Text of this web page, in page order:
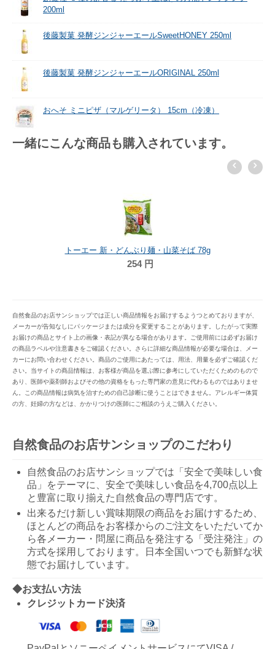
200ml
後藤製菓 発酵ジンジャーエールSweetHONEY 250ml
後藤製菓 発酵ジンジャーエールORIGINAL 250ml
おへそ ミニピザ（マルゲリータ） 15cm（冷凍）
一緒にこんな商品も購入されています。
トーエー 新・どんぶり麺・山菜そば 78g
254 円
自然食品のお店サンショップでは正しい商品情報をお届けするようつとめておりますが、
メーカーが告知なしにパッケージまたは成分を変更することがあります。したがって実際
お届けの商品とサイト上の画像・表記が異なる場合があります。ご使用前には必ずお届け
の商品ラベルや注意書きをご確認ください。さらに詳細な商品情報が必要な場合は、メー
カーにお問い合わせください。商品のご使用にあたっては、用法、用量を必ずご確認くだ
さい。当サイトの商品情報は、お客様が商品を選ぶ際に参考にしていただくためのもので
あり、医師や薬剤師およびその他の資格をもった専門家の意見に代わるものではありませ
ん。この商品情報は病気を治すための自己診断に使うことはできません。アレルギー体質
の方、妊婦の方などは、かかりつけの医師にご相談のうえご購入ください。
自然食品のお店サンショップのこだわり
自然食品のお店サンショップでは「安全で美味しい食
品」をテーマに、安全で美味しい食品を4,700点以上
と豊富に取り揃えた自然食品の専門店です。
出来るだけ新しい賞味期限の商品をお届けするため、
ほとんどの商品をお客様からのご注文をいただいてか
ら各メーカー・問屋に商品を発注する「受注発注」の
方式を採用しております。日本全国いつでも新鮮な状
態でお届けしています。
◆お支払い方法
クレジットカード決済